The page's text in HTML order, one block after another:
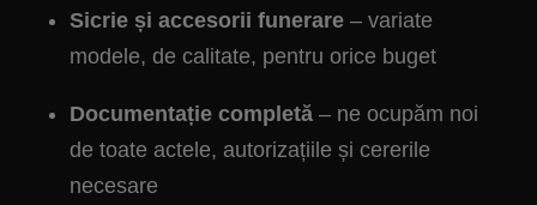
Sicrie și accesorii funerare – variate
modele, de calitate, pentru orice buget
Documentație completă – ne ocupăm noi
de toate actele, autorizațiile și cererile
necesare